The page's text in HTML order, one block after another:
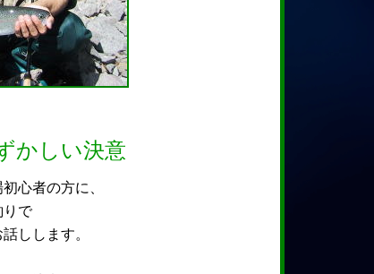
かしい決意
心者の方に、
りで
しします。